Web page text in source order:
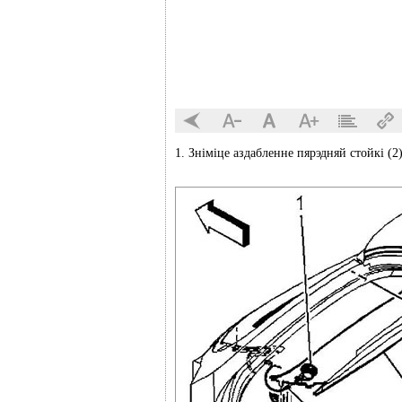
1. Зніміце аздабленне пярэдняй стойкі